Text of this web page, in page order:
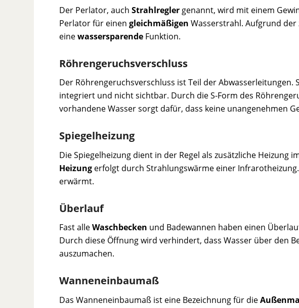
Der Perlator, auchStrahlregler genannt, wird mit einem
Perlator für einengleichmäßigen Wasserstrahl. Aufgrund
einewassersparende Funktion.
Röhrengeruchsverschluss
Der Röhrengeruchsverschluss ist Teil der
integriert und nicht sichtbar. Durch die S-Form des
vorhandene Wasser sorgt dafür, dass keine unangenehmen
Spiegelheizung
Die Spiegelheizung dient in der Regel als zusätzliche Heizung
Heizung erfolgt durch Strahlungswärme einer
erwärmt.
Überlauf
Fast alleWaschbecken und Badewannen haben einen
Durch diese Öffnung wird verhindert, dass Wasser über den
auszumachen.
Wanneneinbaumaß
Das Wanneneinbaumaß ist eine Bezeichnung für die